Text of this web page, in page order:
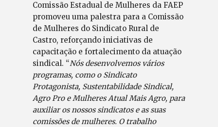
Comissão Estadual de Mulheres da FAEP
promoveu uma palestra para a Comissão
de Mulheres do Sindicato Rural de
Castro, reforçando iniciativas de
capacitação e fortalecimento da atuação
sindical. “Nós desenvolvemos vários
programas, como o Sindicato
Protagonista, Sustentabilidade Sindical,
Agro Pro e Mulheres Atual Mais Agro, para
auxiliar os nossos sindicatos e as suas
comissões de mulheres. O trabalho